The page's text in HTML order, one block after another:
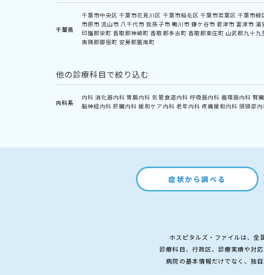
千葉県
千葉市中央区 千葉市花見川区 千葉市稲毛区 千葉市若葉区 千葉市緑
市原市 流山市 八千代市 我孫子市 鴨川市 鎌ケ谷市 君津市 富津市 浦
印旛郡栄町 香取郡神崎町 香取郡多古町 香取郡東庄町 山武郡九十九
夷隅郡御宿町 安房郡鋸南町
他の診療科目で絞り込む
内科系
内科 消化器内科 胃腸内科 気管食道内科 呼吸器内科 循環器内科 腎
脳神経内科 肝臓内科 緩和ケア内科 老年内科 疼痛緩和内科 頭頸部内
症状から調べる
ホスピタルズ・ファイルは、全
診療科目、行政区、診療実績や対
病院の基本情報だけでなく、独